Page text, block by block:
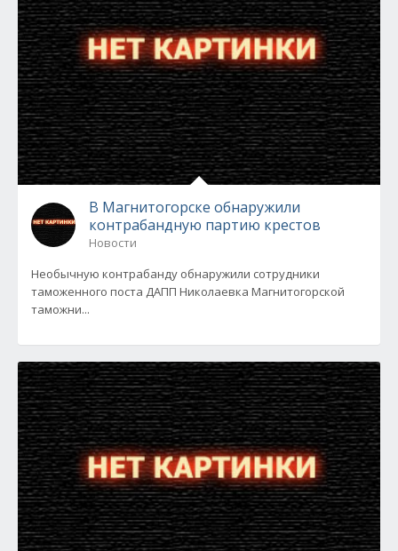
В Магнитогорске обнаружили
контрабандную партию крестов
Новости
Необычную контрабанду обнаружили сотрудники
таможенного поста ДАПП Николаевка Магнитогорской
таможни...